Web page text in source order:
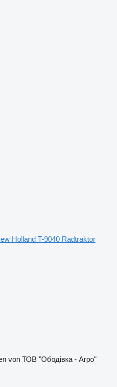
Holland T-9040 Radtraktor
von ТОВ "Ободівка - Агро"